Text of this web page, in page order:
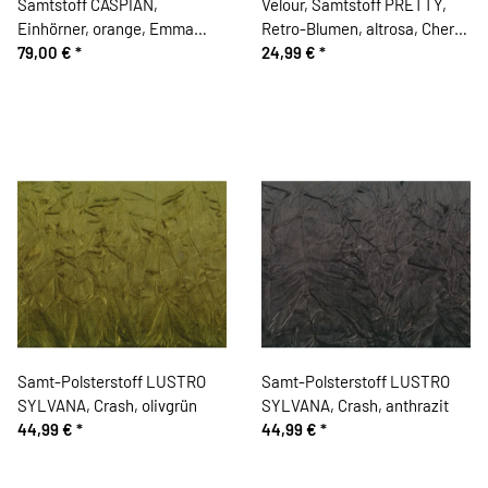
Samtstoff CASPIAN,
Einhörner, orange, Emma
Shipley
79,00 € *
Velour, Samtstoff PRETTY,
Retro-Blumen, altrosa, Cherry
Picking
24,99 € *
Samt-Polsterstoff LUSTRO
SYLVANA, Crash, olivgrün
44,99 € *
Samt-Polsterstoff LUSTRO
SYLVANA, Crash, anthrazit
44,99 € *